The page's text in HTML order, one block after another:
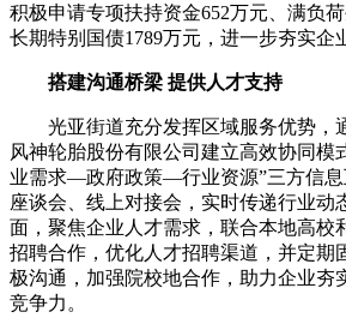
积极申请专项扶持资金652万元、满负
长期特别国债1789万元，进一步夯实企
搭建沟通桥梁 提供人才支持
光亚街道充分发挥区域服务优势，
风神轮胎股份有限公司建立高效协同模
业需求—政府政策—行业资源”三方信息
座谈会、线上对接会，实时传递行业动
面，聚焦企业人才需求，联合本地高校
招聘合作，优化人才招聘渠道，并定期
极沟通，加强院校地合作，助力企业夯
竞争力。